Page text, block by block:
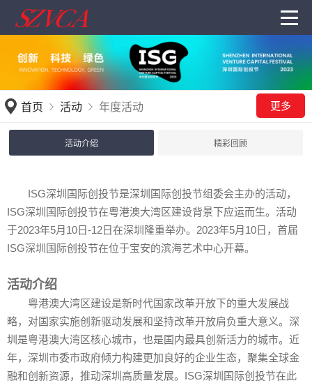
首页 活动 年度活动 更多
活动介绍 精彩回顾
ISG深圳国际创投节是深圳国际创投节组委会主办的活动，
ISG深圳国际创投节在粤港澳大湾区建设背景下应运而生。活动
于2023年5月10日-12日在深圳隆重举办。2023年5月10日，首届
ISG深圳国际创投节在位于宝安的滨海艺术中心开幕。
活动介绍
粤港澳大湾区建设是新时代国家改革开放下的重大发展战
略，对国家实施创新驱动发展和坚持改革开放肩负重大意义。深
圳是粤港澳大湾区核心城市，也是国内最具创新活力的城市。近
年，深圳市委市政府倾力构建更加良好的企业生态，聚集全球金
融和创新资源，推动深圳高质量发展。ISG深圳国际创投节在此